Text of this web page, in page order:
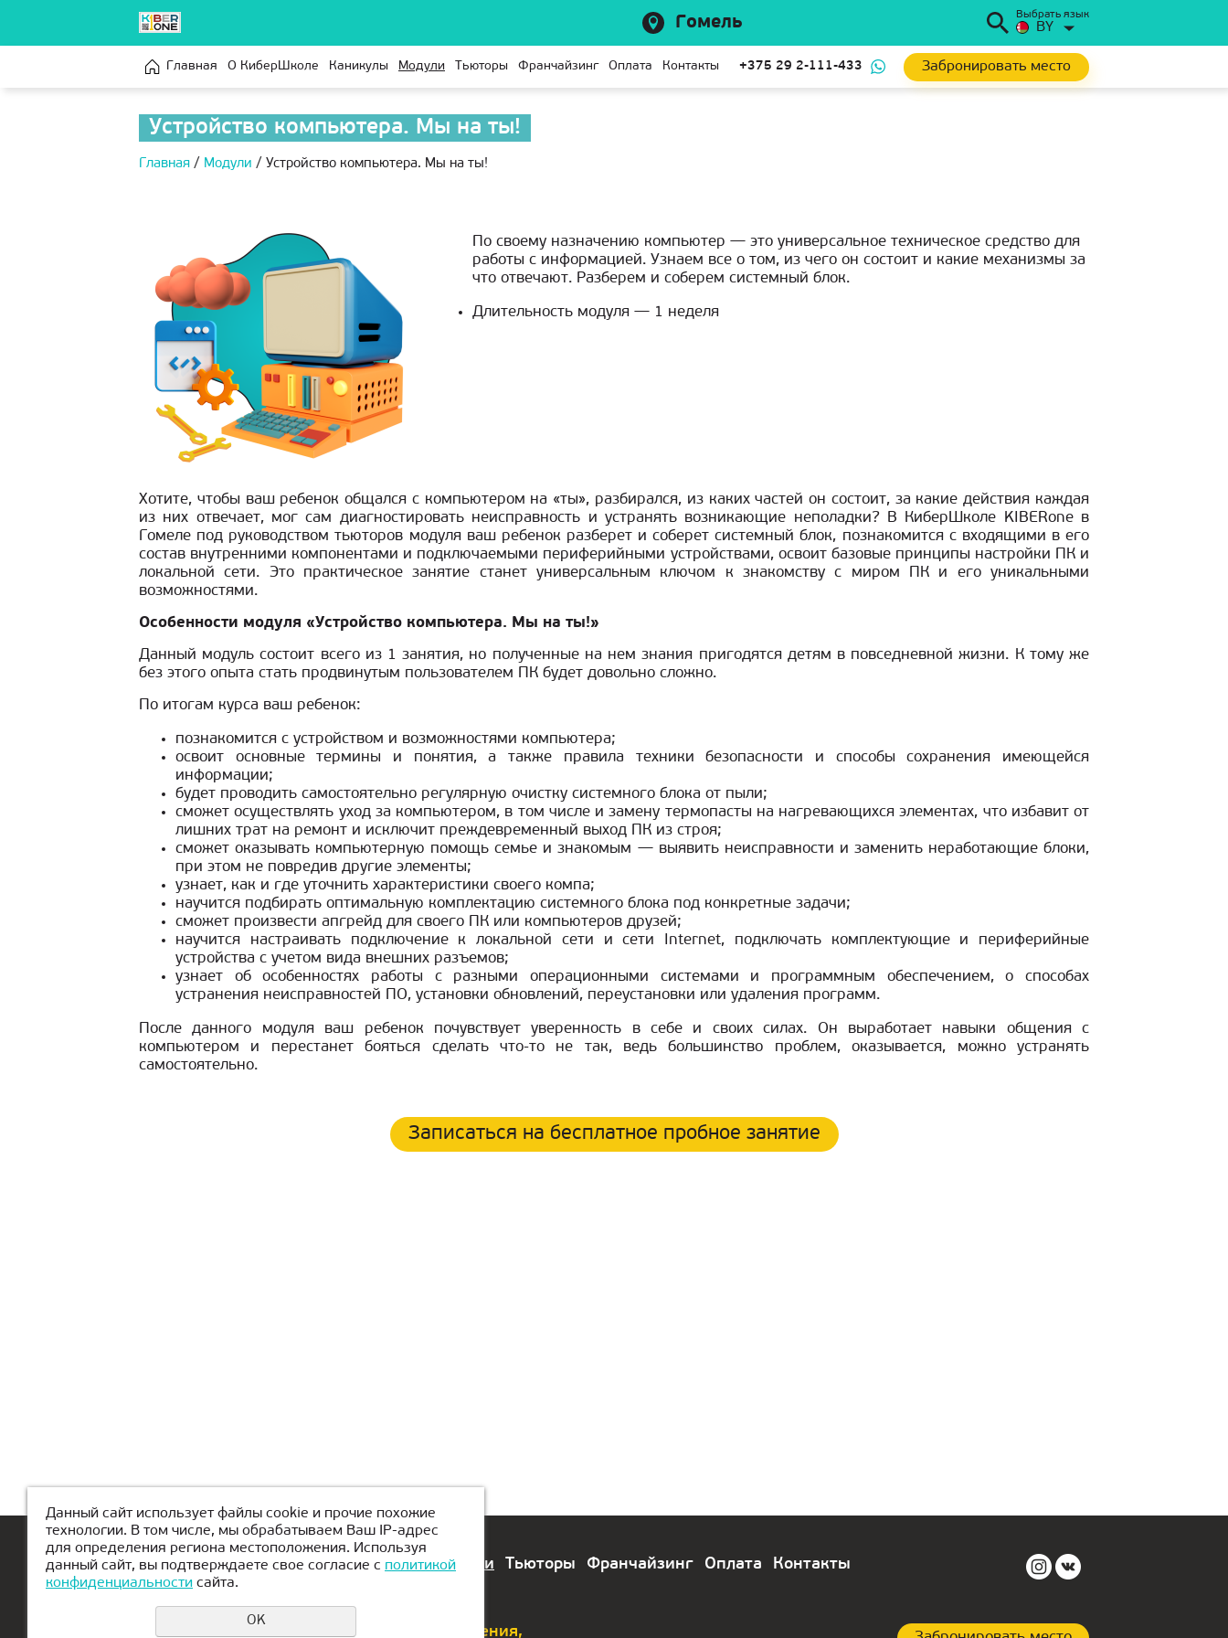
Гомель Выбрать язык
BY
Главная О КиберШколе Каникулы Модули Тьюторы Франчайзинг Оплата Контакты +375 29 2-111-433 Забронировать место
Устройство компьютера. Мы на ты!
Главная / Модули / Устройство компьютера. Мы на ты!
По своему назначению компьютер — это универсальное техническое средство для
работы с информацией. Узнаем все о том, из чего он состоит и какие механизмы за
что отвечают. Разберем и соберем системный блок.
Длительность модуля — 1 неделя
Хотите, чтобы ваш ребенок общался с компьютером на «ты», разбирался, из каких частей он состоит, за какие действия каждая
из них отвечает, мог сам диагностировать неисправность и устранять возникающие неполадки? В КиберШколе KIBERone в
Гомеле под руководством тьюторов модуля ваш ребенок разберет и соберет системный блок, познакомится с входящими в его
состав внутренними компонентами и подключаемыми периферийными устройствами, освоит базовые принципы настройки ПК и
локальной сети. Это практическое занятие станет универсальным ключом к знакомству с миром ПК и его уникальными
возможностями.
Особенности модуля «Устройство компьютера. Мы на ты!»
Данный модуль состоит всего из 1 занятия, но полученные на нем знания пригодятся детям в повседневной жизни. К тому же
без этого опыта стать продвинутым пользователем ПК будет довольно сложно.
По итогам курса ваш ребенок:
познакомится с устройством и возможностями компьютера;
освоит основные термины и понятия, а также правила техники безопасности и способы сохранения имеющейся
информации;
будет проводить самостоятельно регулярную очистку системного блока от пыли;
сможет осуществлять уход за компьютером, в том числе и замену термопасты на нагревающихся элементах, что избавит от
лишних трат на ремонт и исключит преждевременный выход ПК из строя;
сможет оказывать компьютерную помощь семье и знакомым — выявить неисправности и заменить неработающие блоки,
при этом не повредив другие элементы;
узнает, как и где уточнить характеристики своего компа;
научится подбирать оптимальную комплектацию системного блока под конкретные задачи;
сможет произвести апгрейд для своего ПК или компьютеров друзей;
научится настраивать подключение к локальной сети и сети Internet, подключать комплектующие и периферийные
устройства с учетом вида внешних разъемов;
узнает об особенностях работы с разными операционными системами и программным обеспечением, о способах
устранения неисправностей ПО, установки обновлений, переустановки или удаления программ.
После данного модуля ваш ребенок почувствует уверенность в себе и своих силах. Он выработает навыки общения с
компьютером и перестанет бояться сделать что-то не так, ведь большинство проблем, оказывается, можно устранять
самостоятельно.
Записаться на бесплатное пробное занятие
Главная О КиберШколе Каникулы Модули Тьюторы Франчайзинг Оплата Контакты
Еcли у вас возникли вопросы или предложения,
Данный сайт использует файлы cookie и прочие похожие
технологии. В том числе, мы обрабатываем Ваш IP-адрес
для определения региона местоположения. Используя
данный сайт, вы подтверждаете свое согласие с политикой
конфиденциальности сайта.
OK